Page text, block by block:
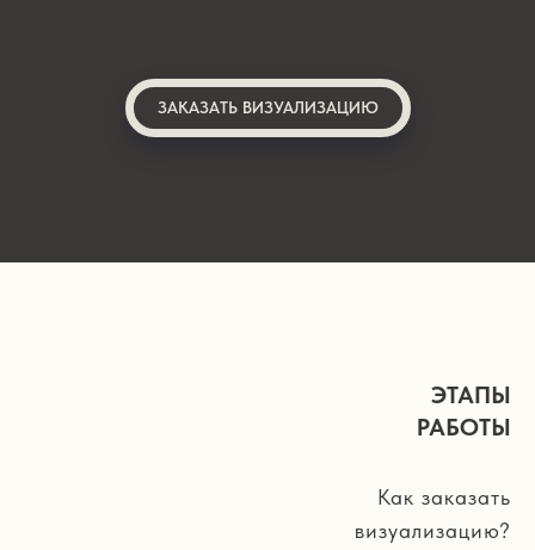
ЗАКАЗАТЬ ВИЗУАЛИЗАЦИЮ
ЭТАПЫ
РАБОТЫ
Как заказать
визуализацию?